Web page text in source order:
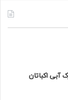
آبی اکباتان